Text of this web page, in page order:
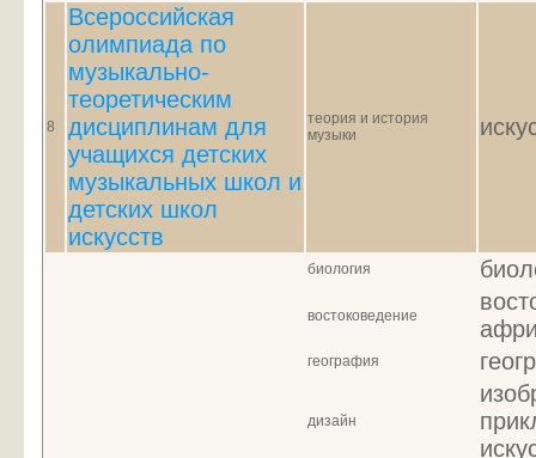
8
Всероссийская
олимпиада по
музыкально-
теоретическим
дисциплинам для
учащихся детских
музыкальных школ и
детских школ
искусств
теория и история
музыки
биология
востоковедение
география
дизайн